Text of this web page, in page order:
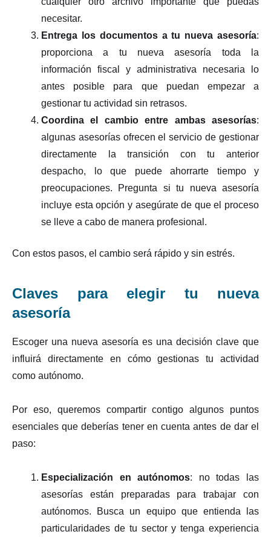
necesitar.
Entrega los documentos a tu nueva asesoría:
proporciona a tu nueva asesoría toda la
información fiscal y administrativa necesaria lo
antes posible para que puedan empezar a
gestionar tu actividad sin retrasos.
Coordina el cambio entre ambas asesorías:
algunas asesorías ofrecen el servicio de gestionar
directamente la transición con tu anterior
despacho, lo que puede ahorrarte tiempo y
preocupaciones. Pregunta si tu nueva asesoría
incluye esta opción y asegúrate de que el proceso
se lleve a cabo de manera profesional.
Con estos pasos, el cambio será rápido y sin estrés.
Claves para elegir tu nueva
asesoría
Escoger una nueva asesoría es una decisión clave que
influirá directamente en cómo gestionas tu actividad
como autónomo.
Por eso, queremos compartir contigo algunos puntos
esenciales que deberías tener en cuenta antes de dar el
paso:
Especialización en autónomos: no todas las
asesorías están preparadas para trabajar con
autónomos. Busca un equipo que entienda las
particularidades de tu sector y tenga experiencia